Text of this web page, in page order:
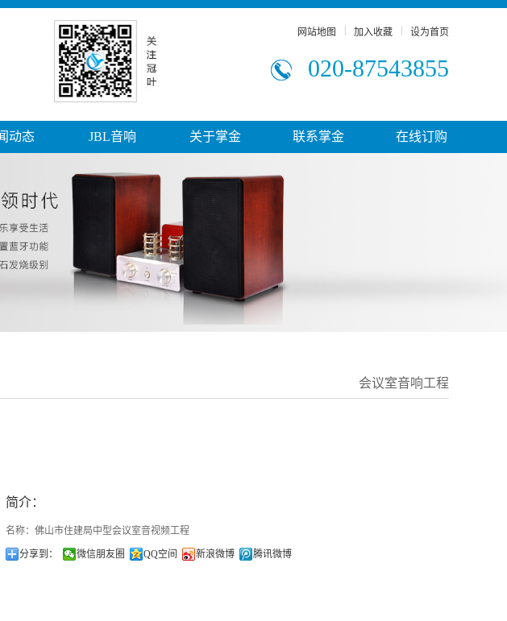
设为首页
加入收藏
网站地图
020-87543855
动态
新闻
问题
新闻
JBL音响
KM系列音箱
RM系列音箱
KES系列音箱
会议系统音箱
背景系统音箱
关于掌金 联系掌金 在线订购
会议室音响工程
简介：
名称：佛山市住建局中型会议室音视频工程
分享到： 微信朋友圈 QQ空间 新浪微博 腾讯微博